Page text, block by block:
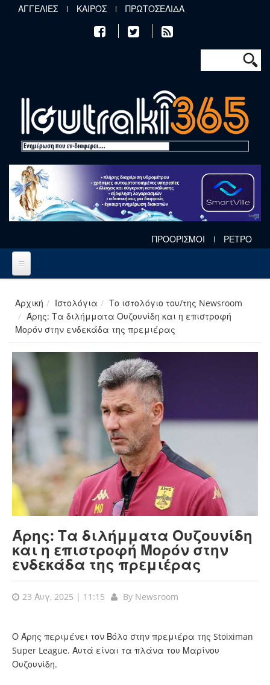
Παράκαμψη προς το κυρίως περιεχόμενο
ΑΓΓΕΛΙΕΣ ΚΑΙΡΟΣ ΠΡΩΤΟΣΕΛΙΔΑ
Φόρμα
Αναζήτηση
ΠΡΟΟΡΙΣΜΟΙ ΡΕΤΡΟ
Αρχική Ιστολόγια
Το ιστολόγιο του/της Newsroom
Άρης: Τα διλήμματα Ουζουνίδη και η επιστροφή
Μορόν στην ενδεκάδα της πρεμιέρας
Άρης: Τα διλήμματα Ουζουνίδη
και η επιστροφή Μορόν στην
ενδεκάδα της πρεμιέρας
23 Αυγ, 2025 | 11:15 By Newsroom
Ο Άρης περιμένει τον Βόλο στην πρεμιέρα της Stoiximan
Super League. Αυτά είναι τα πλάνα του Μαρίνου
Ουζουνίδη.